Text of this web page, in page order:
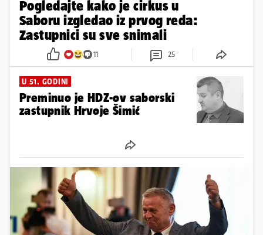
Pogledajte kako je cirkus u
Saboru izgledao iz prvog reda:
Zastupnici su sve snimali
25
U 51. GODINI